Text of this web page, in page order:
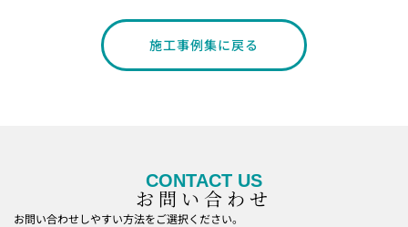
施工事例集に戻る
CONTACT US
お問い合わせ
お問い合わせしやすい方法をご選択ください。